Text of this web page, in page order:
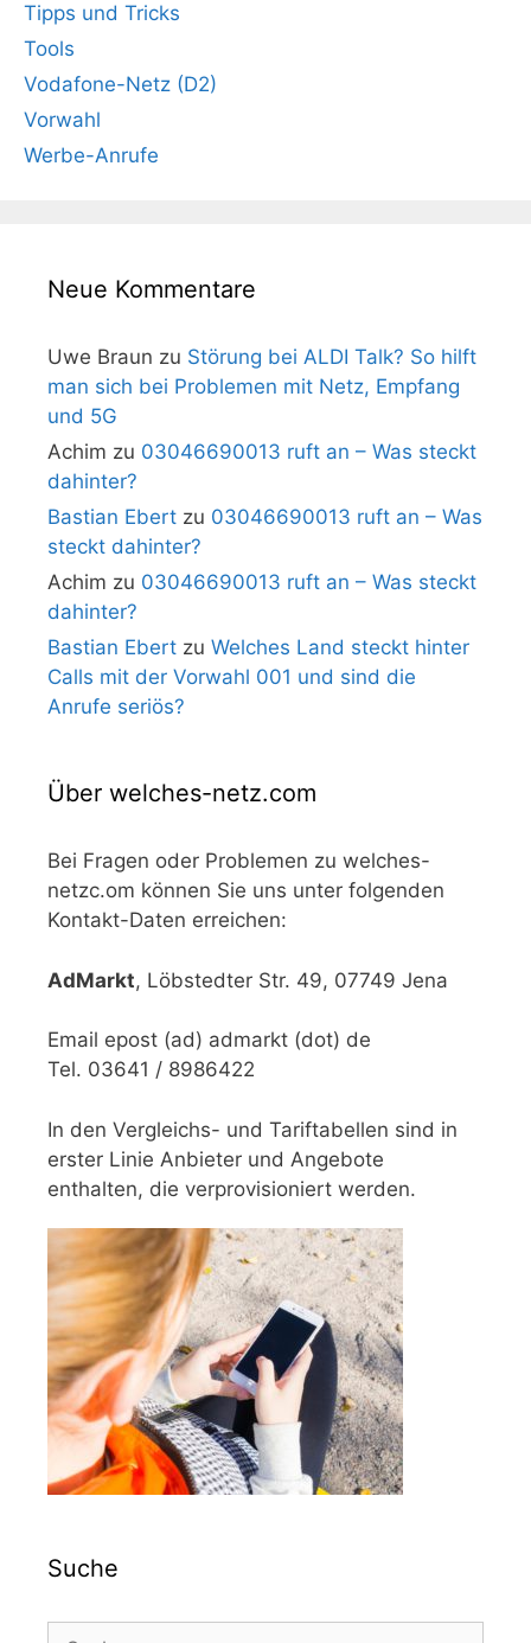
Tipps und Tricks
Tools
Vodafone-Netz (D2)
Vorwahl
Werbe-Anrufe
Neue Kommentare
Uwe Braun zu Störung bei ALDI Talk? So hilft
man sich bei Problemen mit Netz, Empfang
und 5G
Achim zu 03046690013 ruft an – Was steckt
dahinter?
Bastian Ebert zu 03046690013 ruft an – Was
steckt dahinter?
Achim zu 03046690013 ruft an – Was steckt
dahinter?
Bastian Ebert zu Welches Land steckt hinter
Calls mit der Vorwahl 001 und sind die
Anrufe seriös?
Über welches-netz.com
Bei Fragen oder Problemen zu welches-
netzc.om können Sie uns unter folgenden
Kontakt-Daten erreichen:
AdMarkt, Löbstedter Str. 49, 07749 Jena
Email epost (ad) admarkt (dot) de
Tel. 03641 / 8986422
In den Vergleichs- und Tariftabellen sind in
erster Linie Anbieter und Angebote
enthalten, die verprovisioniert werden.
Suche